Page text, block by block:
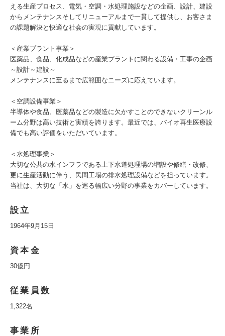
える生産プロセス、電気・空調・水処理施設などの企画、設計、建設
からメンテナンスそしてリニューアルまで一貫して提供し、お客さま
の課題解決と快適な社会の実現に貢献しています。
＜産業プラント事業＞
医薬品、食品、化成品などの産業プラントに関わる設備・工事の企画
～設計～建設～
メンテナンスに至るまで広範囲なニーズに応えています。
＜空調設備事業＞
半導体や食品、医薬品などの製造に欠かすことのできないクリーンル
ーム分野は高い技術と実績を誇ります。最近では、バイオ再生医療設
備でも高い評価をいただいています。
＜水処理事業＞
大切な公共の水インフラである上下水道処理場の増設や修繕・改修、
更に生産活動に伴う、民間工場の排水処理設備などを担っています。
当社は、大切な「水」を巡る幅広い分野の事業をカバーしています。
設立
1964年9月15日
資本金
30億円
従業員数
1,322名
事業所